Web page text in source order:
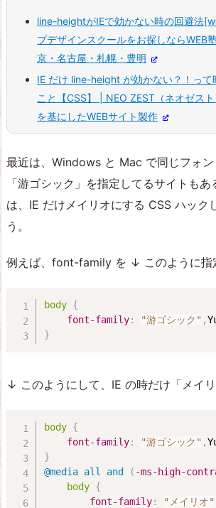
line-heightがIEで効かない時の回避法
ブデザインスクールをお探しならWEB
京・名古屋・札幌・豊明
IE だけ line-height が効かない？！って
こと【CSS】 | NEO ZEST（ネオゼス
を基にしたWEBサイト製作
最近は、Windows と Mac で同じフォン
「游ゴシック」を指定してるサイトも
は、IE だけメイリオにする CSS ハック
う。
例えば、font-family を ↓ このように指
body {
font-family: "游ゴシック" ,
}
↓ このようにして、IE の時だけ「メイリ
body {
font-family: "游ゴシック" ,
}
@media all and ( -ms-high-
body {
font-family: "メイリオ"